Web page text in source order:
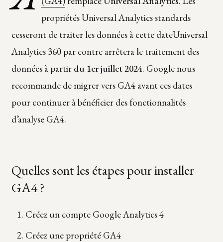
propriétés Universal Analytics standards
cesseront de traiter les données à cette dateUniversal
Analytics 360 par contre arrêtera le traitement des
données à partir du 1er juillet 2024. Google nous
recommande de migrer vers GA4 avant ces dates
pour continuer à bénéficier des fonctionnalités
d’analyse GA4.
Quelles sont les étapes pour installer
GA4 ?
Créez un compte Google Analytics 4
Créez une propriété GA4